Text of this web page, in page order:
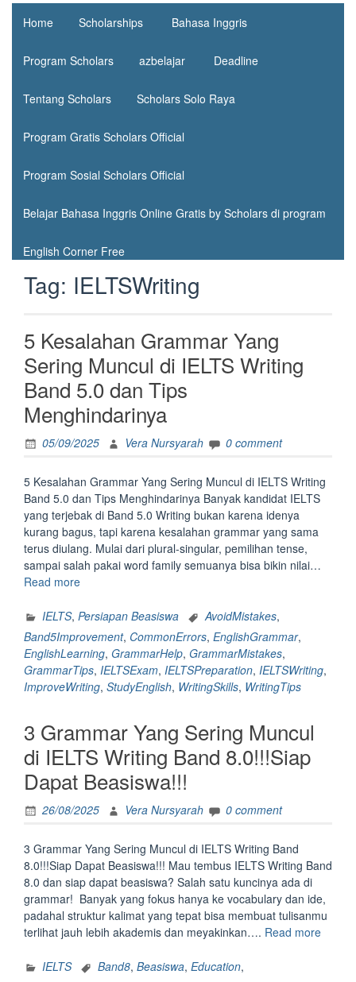
Home Scholarships Bahasa Inggris
Program Scholars azbelajar Deadline
Tentang Scholars Scholars Solo Raya
Program Gratis Scholars Official
Program Sosial Scholars Official
Belajar Bahasa Inggris Online Gratis by Scholars di program
English Corner Free
Tag: IELTSWriting
5 Kesalahan Grammar Yang
Sering Muncul di IELTS Writing
Band 5.0 dan Tips
Menghindarinya
05/09/2025 Vera Nursyarah 0 comment
5 Kesalahan Grammar Yang Sering Muncul di IELTS Writing
Band 5.0 dan Tips Menghindarinya Banyak kandidat IELTS
yang terjebak di Band 5.0 Writing bukan karena idenya
kurang bagus, tapi karena kesalahan grammar yang sama
terus diulang. Mulai dari plural-singular, pemilihan tense,
sampai salah pakai word family semuanya bisa bikin nilai…
Read more“5
Grammar
Yang
Sering
Muncul
di
IELTS
Band
5.0
dan
Tips
IELTS, Persiapan Beasiswa AvoidMistakes,
Band5Improvement, CommonErrors, EnglishGrammar,
EnglishLearning, GrammarHelp, GrammarMistakes,
GrammarTips, IELTSExam, IELTSPreparation, IELTSWriting,
ImproveWriting, StudyEnglish, WritingSkills, WritingTips
3 Grammar Yang Sering Muncul
di IELTS Writing Band 8.0!!!Siap
Dapat Beasiswa!!!
26/08/2025 Vera Nursyarah 0 comment
3 Grammar Yang Sering Muncul di IELTS Writing Band
8.0!!!Siap Dapat Beasiswa!!! Mau tembus IELTS Writing Band
8.0 dan siap dapat beasiswa? Salah satu kuncinya ada di
grammar! Banyak yang fokus hanya ke vocabulary dan ide,
padahal struktur kalimat yang tepat bisa membuat tulisanmu
terlihat jauh lebih akademis dan meyakinkan…. Read more“3
IELTS Band8, Beasiswa, Education,